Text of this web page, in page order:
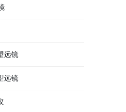
远镜
远镜